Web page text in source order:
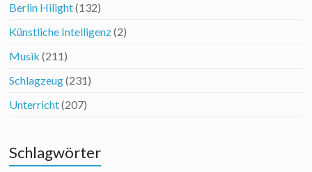
Berlin Hilight(132)
Künstliche Intelligenz(2)
Musik (211)
Schlagzeug(231)
Unterricht(207)
Schlagwörter